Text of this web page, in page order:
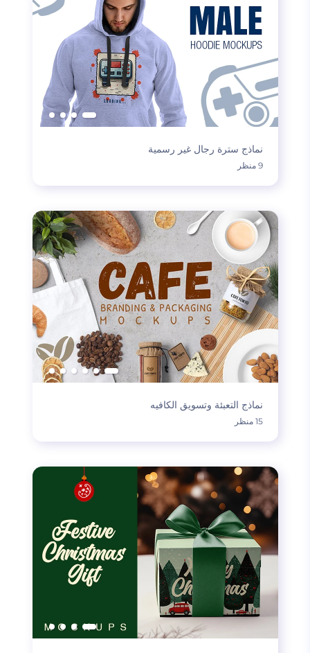
نماذج سترة رجال غير رسمية
9 منظر
نماذج التعبئة وتسويق الكافيه
15 منظر